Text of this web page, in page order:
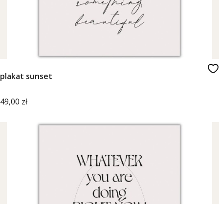
plakat sunset
Cena
49,00 zł